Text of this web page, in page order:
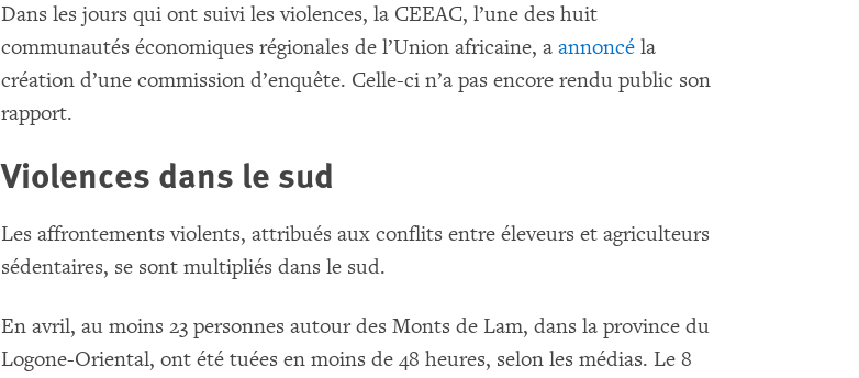
Dans les jours qui ont suivi les violences, la CEEAC, l’une des huit
communautés économiques régionales de l’Union africaine, aannoncé la
création d’une commission d’enquête. Celle-ci n’a pas encore rendu public son
rapport.
Violences dans le sud
Les affrontements violents, attribués aux conflits entre éleveurs et agriculteurs
sédentaires, se sont multipliés dans le sud.
En avril, au moins 23 personnes autour des Monts de Lam, dans la province du
Logone-Oriental, ont été tuées en moins de 48 heures, selon les médias. Le 8